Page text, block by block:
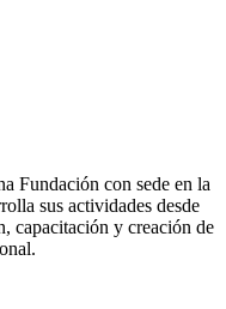
Fundación con sede en la
sus actividades desde
capacitación y creación de